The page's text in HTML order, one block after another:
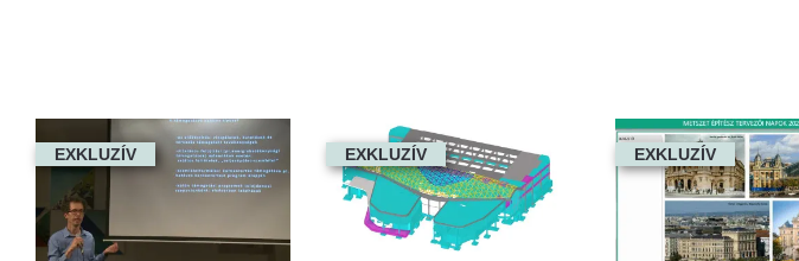
EXKLUZÍV EXKLUZÍV EXKLUZÍV